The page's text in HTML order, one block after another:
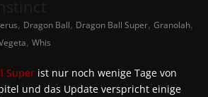
, Dragon Ball, Dragon Ball Super, Granolah,
, Whis
Super ist nur noch wenige Tage von
und das Update verspricht einige